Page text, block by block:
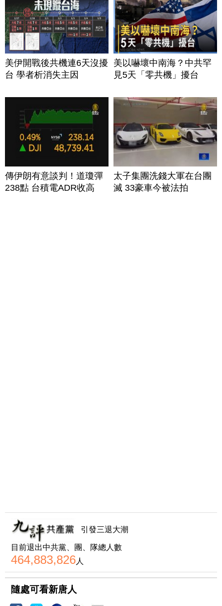
美伊開戰後共機連6天沒擾
台 學者析消失主因
美以嚇壞中南海？中共罕
見5天「零共機」擾台
傳伊朗有意談判！道瓊彈
238點 台積電ADR收高
太子集團洗錢大軍在台團
滅 33豪車今被法拍
引發三退大潮
目前退出中共黨、團、隊總人數
464,883,826人
隨處可看新唐人